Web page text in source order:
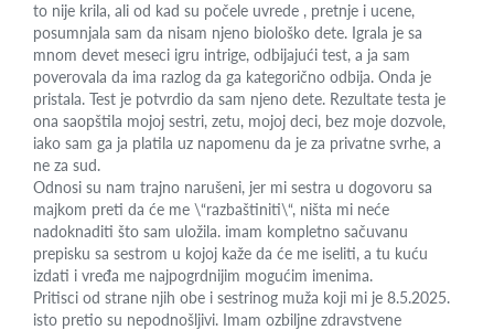
to nije krila, ali od kad su počele uvrede , pretnje i ucene,
posumnjala sam da nisam njeno biološko dete. Igrala je sa
mnom devet meseci igru intrige, odbijajući test, a ja sam
poverovala da ima razlog da ga kategorično odbija. Onda je
pristala. Test je potvrdio da sam njeno dete. Rezultate testa je
ona saopštila mojoj sestri, zetu, mojoj deci, bez moje dozvole,
iako sam ga ja platila uz napomenu da je za privatne svrhe, a
ne za sud.
Odnosi su nam trajno narušeni, jer mi sestra u dogovoru sa
majkom preti da će me \“razbaštiniti\“, ništa mi neće
nadoknaditi što sam uložila. imam kompletno sačuvanu
prepisku sa sestrom u kojoj kaže da će me iseliti, a tu kuću
izdati i vređa me najpogrdnijim mogućim imenima.
Pritisci od strane njih obe i sestrinog muža koji mi je 8.5.2025.
isto pretio su nepodnošljivi. Imam ozbiljne zdravstvene